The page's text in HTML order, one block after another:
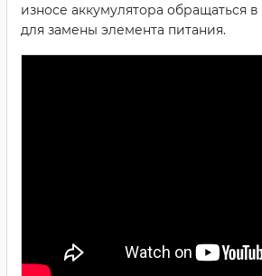
износе аккумулятора обращаться
для замены элемента питания.